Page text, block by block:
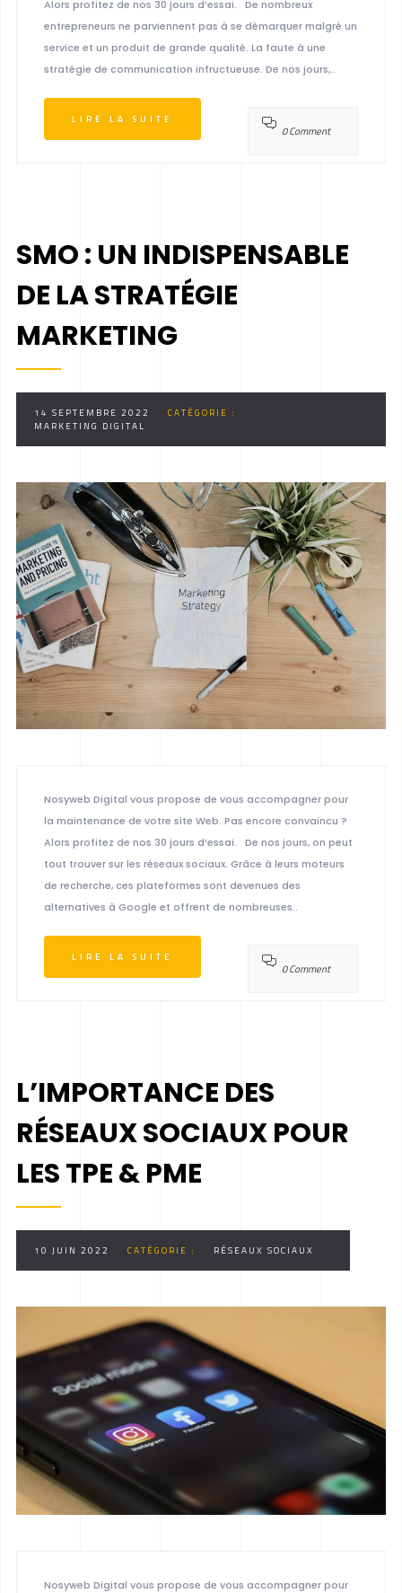
Alors profitez de nos 30 jours d’essai. De nombreux
entrepreneurs ne parviennent pas à se démarquer malgré un
service et un produit de grande qualité. La faute à une
stratégie de communication infructueuse. De nos jours,..
LIRE LA SUITE
0 Comment
SMO : UN INDISPENSABLE
DE LA STRATÉGIE
MARKETING
14 SEPTEMBRE 2022
CATÉGORIE :
MARKETING DIGITAL
Nosyweb Digital vous propose de vous accompagner pour
la maintenance de votre site Web. Pas encore convaincu ?
Alors profitez de nos 30 jours d’essai. De nos jours, on peut
tout trouver sur les réseaux sociaux. Grâce à leurs moteurs
de recherche, ces plateformes sont devenues des
alternatives à Google et offrent de nombreuses..
LIRE LA SUITE
0 Comment
L’IMPORTANCE DES
RÉSEAUX SOCIAUX POUR
LES TPE & PME
10 JUIN 2022 CATÉGORIE : RÉSEAUX SOCIAUX
Nosyweb Digital vous propose de vous accompagner pour